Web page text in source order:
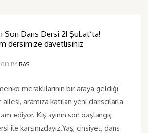
Son Dans Dersi 21 Şubat’ta!
dersimize davetlisiniz
BY RASI
meraklılarının bir araya geldiği
aramıza katılan yeni dansçılarla
ediyor. Kış ayının son başlangıç
ile karşınızdayız.Yaş, cinsiyet, dans